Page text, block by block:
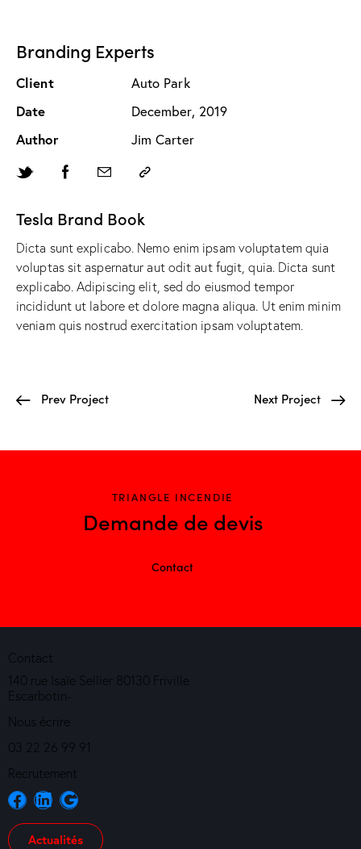
Branding Experts
Tesla Brand Book
Dicta sunt explicabo. Nemo enim ipsam voluptatem quia
voluptas sit aspernatur aut odit aut fugit, quia. Dicta sunt
explicabo. Adipiscing elit, sed do eiusmod tempor
incididunt ut labore et dolore magna aliqua. Ut enim minim
veniam quis nostrud exercitation ipsam voluptatem.
Client
Auto Park
Date
December, 2019
Author
Jim Carter
Prev Project Next Project
TRIANGLE INCENDIE
Demande de devis
Contact
Contact
140 rue Isaïe Sellier 80130 Friville
Escarbotin-
Nous écrire
03 22 26 99 91
Recrutement
Actualités